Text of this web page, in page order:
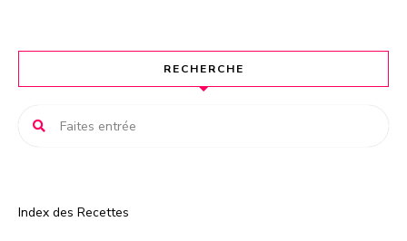
t
RECHERCHE
Index des Recettes